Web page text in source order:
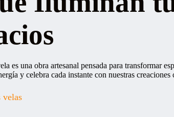
es una obra artesanal pensada para transformar
y celebra cada instante con nuestras creaciones
velas